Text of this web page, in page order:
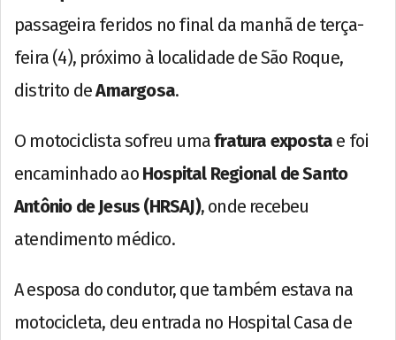
passageira feridos no final da manhã de terça-
feira (4), próximo à localidade de São Roque,
distrito deAmargosa.
O motociclista sofreu umafratura exposta e foi
encaminhado ao Hospital Regional de Santo
Antônio de Jesus (HRSAJ), onde recebeu
atendimento médico.
A esposa do condutor, que também estava na
motocicleta, deu entrada no Hospital Casa de